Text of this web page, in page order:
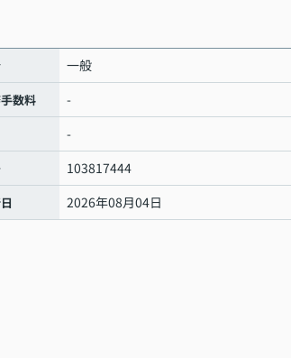
一般
数料 -
-
103817444
2026年08月04日